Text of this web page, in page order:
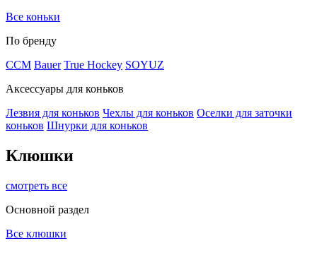
Все коньки
По бренду
ССМ Bauer True Hockey SOYUZ
Аксессуары для коньков
Лезвия для коньков Чехлы для коньков Оселки для заточки
коньков Шнурки для коньков
Клюшки
смотреть все
Основной раздел
Все клюшки